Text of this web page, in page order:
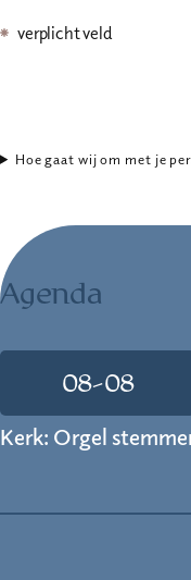
verplicht veld
Hoe gaat wij om met je
Agenda
08-08
Kerk: Orgel